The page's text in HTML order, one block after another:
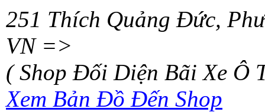
251 Thích Quảng Đức,
VN=>
( Shop Đối Diện Bãi Xe Ô
Xem Bản Đồ Đến Shop